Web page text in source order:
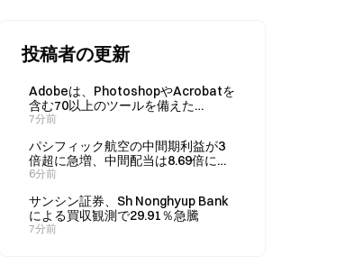
投稿者の更新
Adobeは、PhotoshopやAcrobatを
含む70以上のツールを備えた
ChatGPTプラグインを8月7日にリ
7分前
パシフィック航空の中間期利益が3
倍超に急増、中間配当は8.69倍に増
加、株価は12.3％上昇
6分前
サンシン証券、Sh Nonghyup Bank
による買収観測で29.91％急騰
7分前